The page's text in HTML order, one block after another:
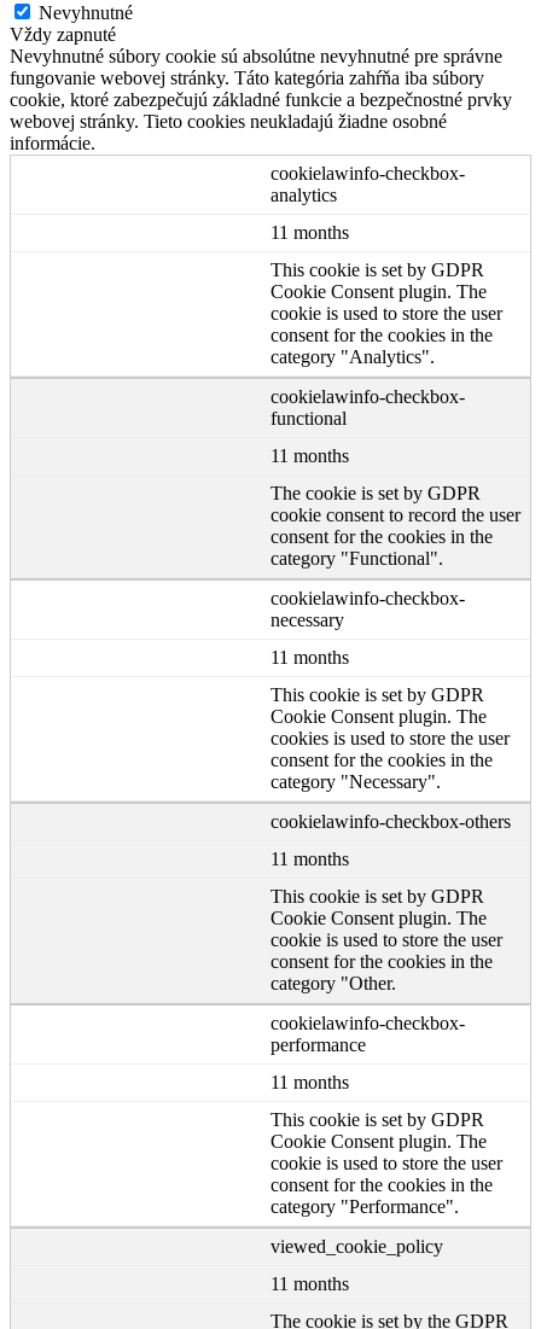
Nevyhnutné
Vždy zapnuté
Nevyhnutné súbory cookie sú absolútne nevyhnutné pre správne
fungovanie webovej stránky. Táto kategória zahŕňa iba súbory
cookie, ktoré zabezpečujú základné funkcie a bezpečnostné prvky
webovej stránky. Tieto cookies neukladajú žiadne osobné
informácie.
cookielawinfo-checkbox-
analytics
11 months
This cookie is set by GDPR
Cookie Consent plugin. The
cookie is used to store the user
consent for the cookies in the
category "Analytics".
cookielawinfo-checkbox-
functional
11 months
The cookie is set by GDPR
cookie consent to record the user
consent for the cookies in the
category "Functional".
cookielawinfo-checkbox-
necessary
11 months
This cookie is set by GDPR
Cookie Consent plugin. The
cookies is used to store the user
consent for the cookies in the
category "Necessary".
cookielawinfo-checkbox-others
11 months
This cookie is set by GDPR
Cookie Consent plugin. The
cookie is used to store the user
consent for the cookies in the
category "Other.
cookielawinfo-checkbox-
performance
11 months
This cookie is set by GDPR
Cookie Consent plugin. The
cookie is used to store the user
consent for the cookies in the
category "Performance".
viewed_cookie_policy
11 months
The cookie is set by the GDPR